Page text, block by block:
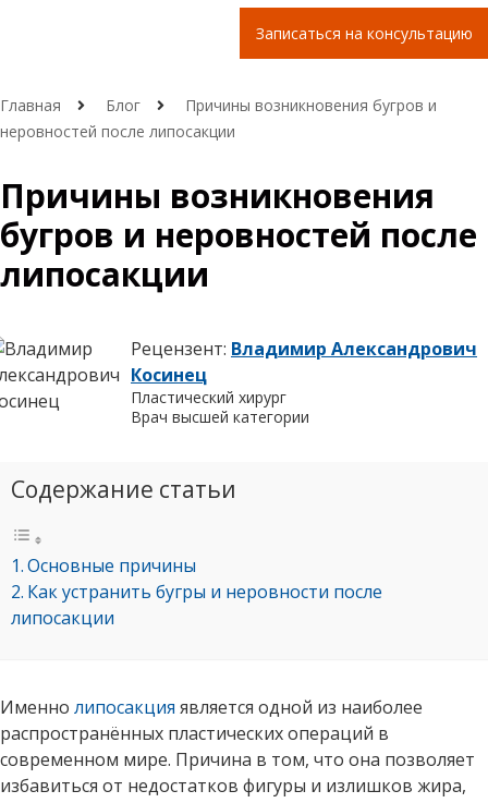
Записаться на консультацию
Главная Блог
Причины возникновения бугров и
неровностей после липосакции
Причины возникновения
бугров и неровностей после
липосакции
Рецензент: Владимир Александрович
Косинец
Пластический хирург
Врач высшей категории
Содержание статьи
Основные причины
Как устранить бугры и неровности после
липосакции
Именно липосакция является одной из наиболее
распространённых пластических операций в
современном мире. Причина в том, что она позволяет
избавиться от недостатков фигуры и излишков жира,